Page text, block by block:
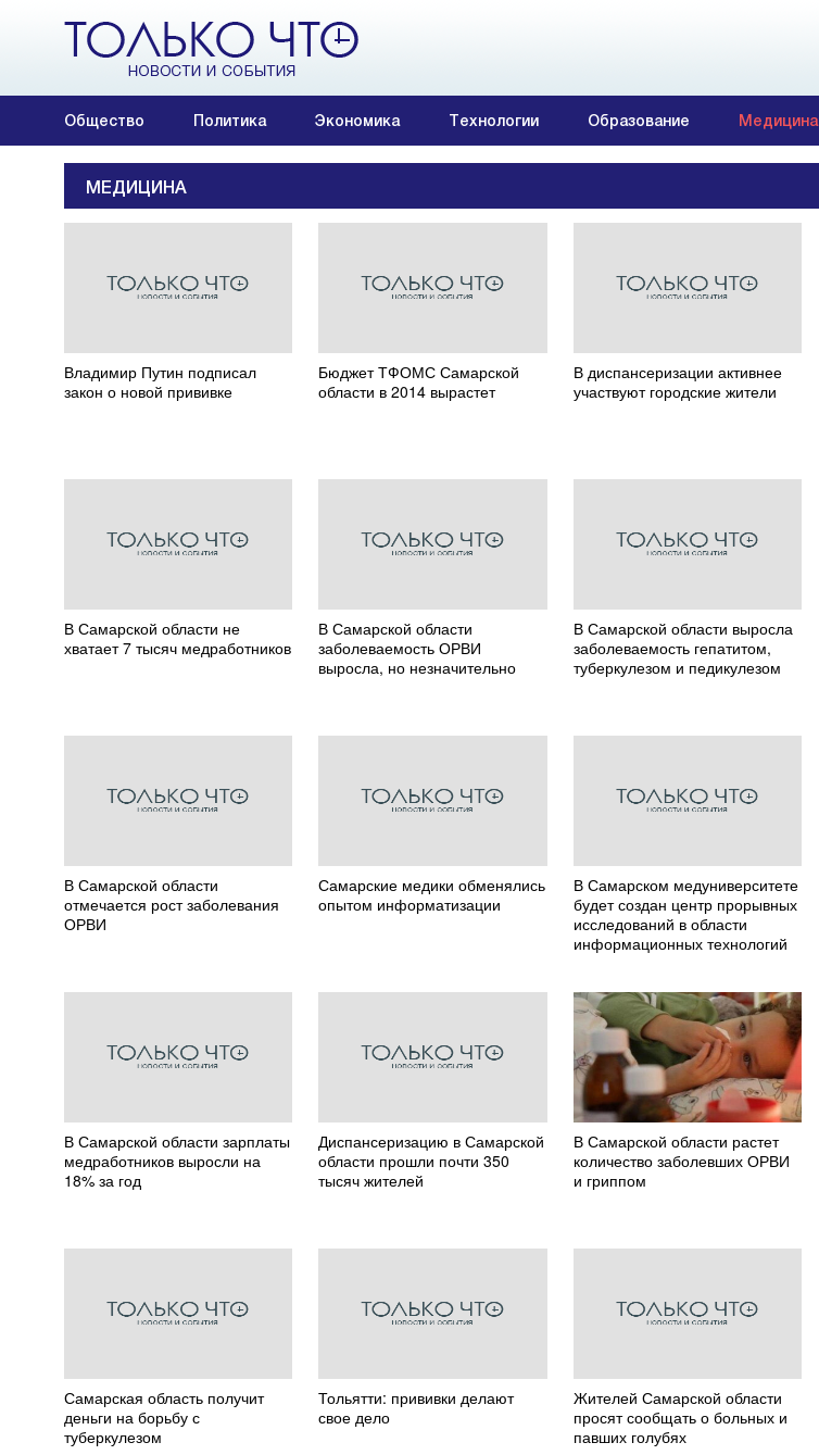
Общество Политика Экономика Технологии Образование Медицина
МЕДИЦИНА
Владимир Путин подписал
закон о новой прививке
Бюджет ТФОМС Самарской
области в 2014 вырастет
В диспансеризации активнее
участвуют городские жители
В Самарской области не
хватает 7 тысяч медработников
В Самарской области
заболеваемость ОРВИ
выросла, но незначительно
В Самарской области выросла
заболеваемость гепатитом,
туберкулезом и педикулезом
В Самарской области
отмечается рост заболевания
ОРВИ
Самарские медики обменялись
опытом информатизации
В Самарском медуниверситете
будет создан центр прорывных
исследований в области
информационных технологий
В Самарской области зарплаты
медработников выросли на
18% за год
Диспансеризацию в Самарской
области прошли почти 350
тысяч жителей
В Самарской области растет
количество заболевших ОРВИ
и гриппом
Самарская область получит
деньги на борьбу с
туберкулезом
Тольятти: прививки делают
свое дело
Жителей Самарской области
просят сообщать о больных и
павших голубях